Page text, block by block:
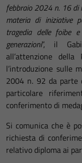
febbraio 2024 n. 16 di
materia di iniziative
tragedia delle foibe e
generazioni”, il
all’attenzione
l’introduzione sulle
2004 n. 92 da parte
particolare
conferimento di
Si comunica che è
richiesta di
relativo diploma ai